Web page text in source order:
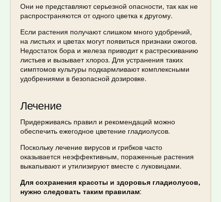
Они не представляют серьезной опасности, так как не
распространяются от одного цветка к другому.
Если растения получают слишком много удобрений,
на листьях и цветах могут появиться признаки ожогов.
Недостаток бора и железа приводит к растрескиванию
листьев и вызывает хлороз. Для устранения таких
симптомов культуры подкармливают комплексными
удобрениями в безопасной дозировке.
Лечение
Придерживаясь правил и рекомендаций можно
обеспечить ежегодное цветение гладиолусов.
Поскольку лечение вирусов и грибков часто
оказывается неэффективным, пораженные растения
выкапывают и утилизируют вместе с луковицами.
Для сохранения красоты и здоровья гладиолусов,
нужно следовать таким правилам: